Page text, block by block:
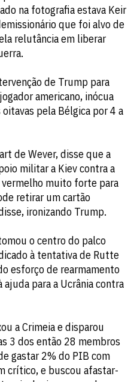
na fotografia estava Keir
que foi alvo de
relutância em liberar
de Trump para
americano, inócua
pela Bélgica por 4 a
de Wever, disse que a
militar a Kiev contra a
vermelho muito forte para
retirar um cartão
ironizando Trump.
o centro do palco
à tentativa de Rutte
esforço de rearmamento
para a Ucrânia contra
a Crimeia e disparou
3 dos então 28 membros
gastar 2% do PIB com
crítico, e buscou afastar-